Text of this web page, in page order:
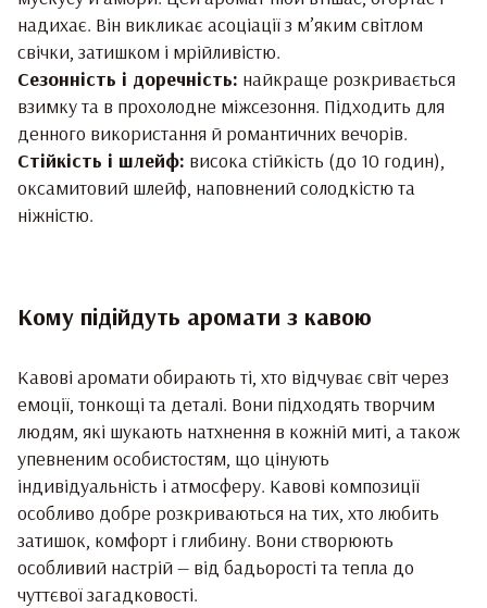
надихає. Він викликає асоціації з м’яким світлом
свічки, затишком і мрійливістю.
Сезонність і доречність: найкраще розкривається
взимку та в прохолодне міжсезоння. Підходить для
денного використання й романтичних вечорів.
Стійкість і шлейф: висока стійкість (до 10 годин),
оксамитовий шлейф, наповнений солодкістю та
ніжністю.
Кому підійдуть аромати з кавою
Кавові аромати обирають ті, хто відчуває світ через
емоції, тонкощі та деталі. Вони підходять творчим
людям, які шукають натхнення в кожній миті, а також
упевненим особистостям, що цінують
індивідуальність і атмосферу. Кавові композиції
особливо добре розкриваються на тих, хто любить
затишок, комфорт і глибину. Вони створюють
особливий настрій — від бадьорості та тепла до
чуттєвої загадковості.